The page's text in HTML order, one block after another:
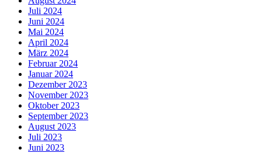
Juli 2024
Juni 2024
Mai 2024
April 2024
März 2024
Februar 2024
Januar 2024
Dezember 2023
November 2023
Oktober 2023
September 2023
August 2023
Juli 2023
Juni 2023